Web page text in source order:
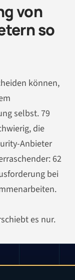
von
so
können,
selbst. 79
die
Anbieter
62
bei
es nur.